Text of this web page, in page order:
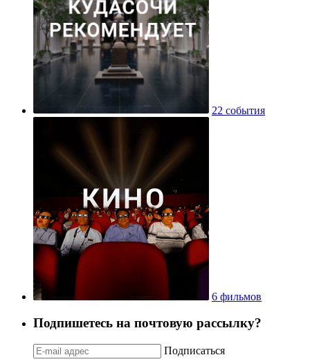
22 события
6 фильмов
Подпишетесь на почтовую рассылку?
Подписаться